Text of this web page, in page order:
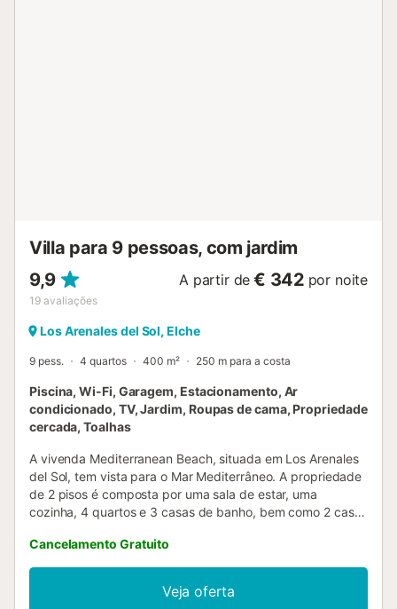
Villa para 9 pessoas, com jardim
9,9
19 avaliações
A partir de € 342 por noite
Los Arenales del Sol, Elche
9 pess. 4 quartos 400 m² 250 m para a costa
Piscina, Wi-Fi, Garagem, Estacionamento, Ar
condicionado, TV, Jardim, Roupas de cama, Propriedade
cercada, Toalhas
A vivenda Mediterranean Beach, situada em Los Arenales
del Sol, tem vista para o Mar Mediterrâneo. A propriedade
de 2 pisos é composta por uma sala de estar, uma
cozinha, 4 quartos e 3 casas de banho, bem como 2 casas
pessoas. As comodidades adicionais incluem Wi-Fi com
um espaço de trabalho dedicado para escritório em casa,
uma televisão, ar condicionado, uma máquina de lavar
roupa e uma máquina de secar roupa. Esta propriedade
Cancelamento Gratuito
Veja oferta